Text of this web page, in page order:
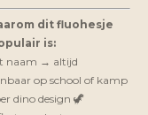
dit fluohesje
is:
naam → altijd
op school of kamp
dino design 🦖